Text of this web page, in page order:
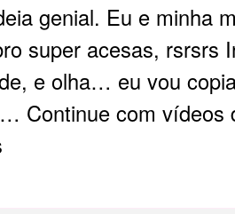
genial. Eu e minha
super acesas, rsrsrs
e olha… eu vou
Continue com vídeos